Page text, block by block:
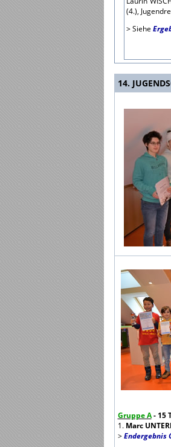
(4.),
> Siehe
14.
Gruppe A - 15
1. Marc
>Endergebnis